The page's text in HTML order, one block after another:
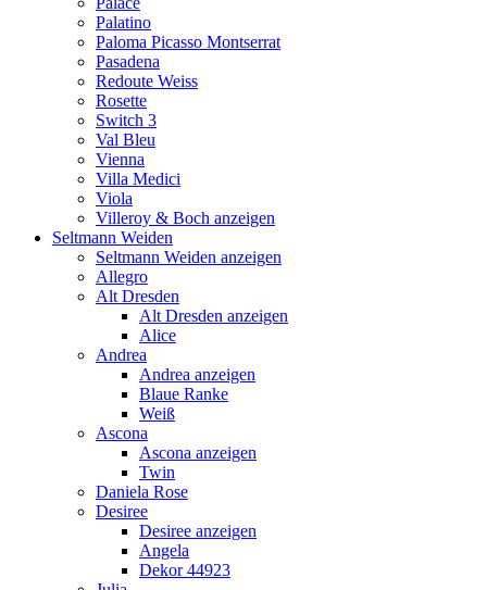
Palatino
Paloma Picasso Montserrat
Pasadena
Redoute Weiss
Rosette
Switch 3
Val Bleu
Vienna
Villa Medici
Viola
Villeroy & Boch anzeigen
Seltmann Weiden
Seltmann Weiden anzeigen
Allegro
Alt Dresden
Alt Dresden anzeigen
Alice
Andrea
Andrea anzeigen
Blaue Ranke
Weiß
Ascona
Ascona anzeigen
Twin
Daniela Rose
Desiree
Desiree anzeigen
Angela
Dekor 44923